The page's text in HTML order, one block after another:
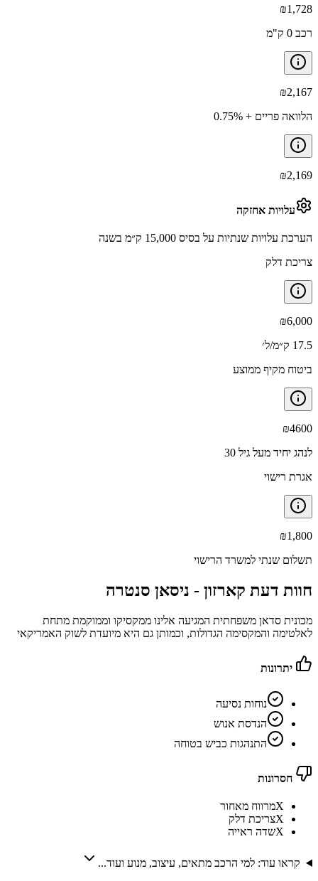
₪1,728
רכב 0 ק"מ
₪2,167
הלוואה פריים + 0.75%
₪2,169
עלויות אחזקה
הערכת עלויות שנתיות על בסיס 15,000 ק״מ בשנה
צריכת דלק
₪6,000
17.5 ק״מ/ל׳
ביטוח מקיף ממוצע
₪4600
לנהג יחיד מעל גיל 30
אגרת רישוי
₪1,800
תשלום שנתי למשרד הרישוי
חוות דעת קארזון - ניסאן סנטרה
מכונית סדאן משפחתית המגיעה אלינו ממקסיקו וממוקמת מתחת
לאלטימה והמקסימה הגדולות, וכמותן גם היא מיועדת לשוק האמריקאי
יתרונות
נוחות נסיעה
הנדסת אנוש
התנהגות כביש בטוחה
חסרונות
Xמרווח מאחור
Xצריכת דלק
Xשדה ראייה
קראו עוד: למי הרכב מתאים, עיצוב, מנוע ועוד...